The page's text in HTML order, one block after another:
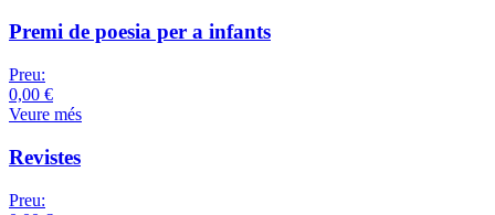
Premi de poesia per a infants
Preu:
0,00 €
Veure més
Revistes
Preu: